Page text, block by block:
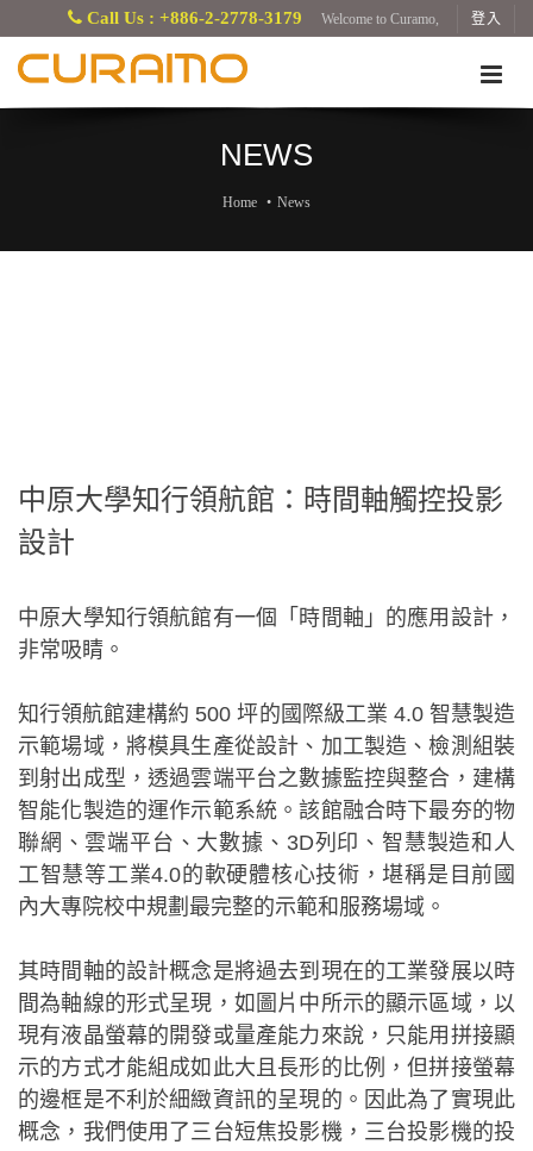
Call Us : +886-2-2778-3179 Welcome to Curamo, 登入
NEWS
Home News
中原大學知行領航館：時間軸觸控投影
設計
中原大學知行領航館有一個「時間軸」的應用設計，
非常吸睛。
知行領航館建構約 500 坪的國際級工業 4.0 智慧製造
示範場域，將模具生產從設計、加工製造、檢測組裝
到射出成型，透過雲端平台之數據監控與整合，建構
智能化製造的運作示範系統。該館融合時下最夯的物
聯網、雲端平台、大數據、3D列印、智慧製造和人
工智慧等工業4.0的軟硬體核心技術，堪稱是目前國
內大專院校中規劃最完整的示範和服務場域。
其時間軸的設計概念是將過去到現在的工業發展以時
間為軸線的形式呈現，如圖片中所示的顯示區域，以
現有液晶螢幕的開發或量產能力來說，只能用拼接顯
示的方式才能組成如此大且長形的比例，但拼接螢幕
的邊框是不利於細緻資訊的呈現的。因此為了實現此
概念，我們使用了三台短焦投影機，三台投影機的投